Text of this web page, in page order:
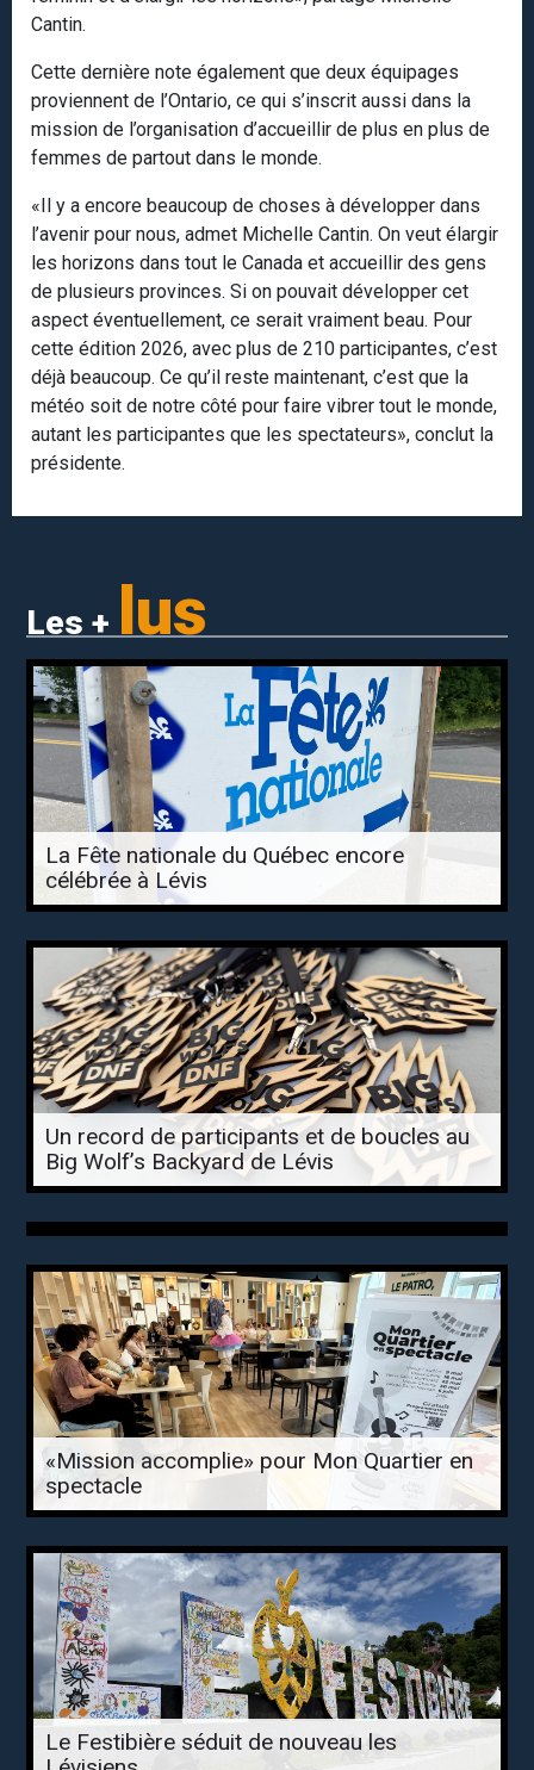
Cantin.
Cette dernière note également que deux équipages
proviennent de l’Ontario, ce qui s’inscrit aussi dans la
mission de l’organisation d’accueillir de plus en plus de
femmes de partout dans le monde.
«Il y a encore beaucoup de choses à développer dans
l’avenir pour nous, admet Michelle Cantin. On veut élargir
les horizons dans tout le Canada et accueillir des gens
de plusieurs provinces. Si on pouvait développer cet
aspect éventuellement, ce serait vraiment beau. Pour
cette édition 2026, avec plus de 210 participantes, c’est
déjà beaucoup. Ce qu’il reste maintenant, c’est que la
météo soit de notre côté pour faire vibrer tout le monde,
autant les participantes que les spectateurs», conclut la
présidente.
Les + lus
La Fête nationale du Québec encore
célébrée à Lévis
Un record de participants et de boucles au
Big Wolf’s Backyard de Lévis
«Mission accomplie» pour Mon Quartier en
spectacle
Le Festibière séduit de nouveau les